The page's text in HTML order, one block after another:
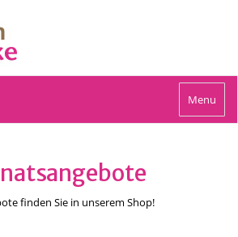
Toggle
navigation
Menu
finden Sie in unserem Shop!